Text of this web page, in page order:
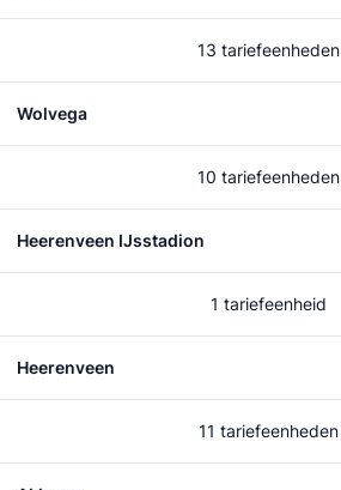
13 tariefeenheden
Wolvega
10 tariefeenheden
Heerenveen IJsstadion
1 tariefeenheid
Heerenveen
11 tariefeenheden